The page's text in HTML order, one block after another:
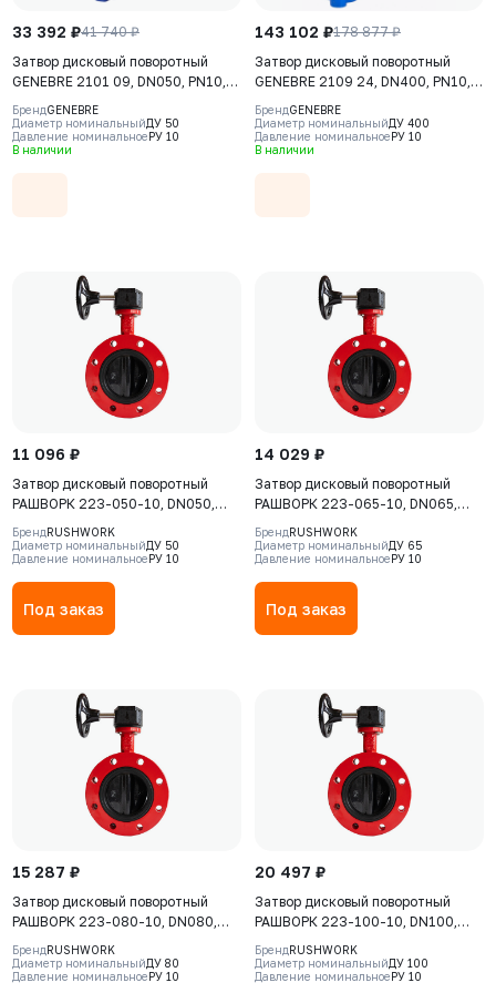
33 392 ₽41 740 ₽
Затвор дисковый поворотный
GENEBRE 2101 09, DN050, PN10,
корпус - GJS-400-15 (GGG40),
диск - CF8M (AISI316),
уплотнение - PTFE, М/Ф,
БрендGENEBRE
Диаметр номинальныйДУ 50
Давление номинальноеРУ 10
В наличии
143 102 ₽178 877 ₽
Затвор дисковый поворотный
GENEBRE 2109 24, DN400, PN10,
корпус - GJL-200 (GG20), диск -
CF8M (AISI316), уплотнение -
EPDM, М/Ф, редуктор
БрендGENEBRE
Диаметр номинальныйДУ 400
Давление номинальноеРУ 10
В наличии
11 096 ₽
Затвор дисковый поворотный
РАШВОРК 223-050-10, DN050,
PN10, корпус - Чугун GJS-400-15
(GGG40), диск - GJS-400-15
(GGG40), уплотнение - EPDM, Ф/
Ф, рукоятка
БрендRUSHWORK
Диаметр номинальныйДУ 50
Давление номинальноеРУ 10
Под заказ
14 029 ₽
Затвор дисковый поворотный
РАШВОРК 223-065-10, DN065,
PN10, корпус - Чугун GJS-400-15
(GGG40), диск - GJS-400-15
(GGG40), уплотнение - EPDM, Ф/
Ф, рукоятка
БрендRUSHWORK
Диаметр номинальныйДУ 65
Давление номинальноеРУ 10
Под заказ
15 287 ₽
Затвор дисковый поворотный
РАШВОРК 223-080-10, DN080,
PN10, корпус - Чугун GJS-400-15
(GGG40), диск - GJS-400-15
(GGG40), уплотнение - EPDM, Ф/
БрендRUSHWORK
Диаметр номинальныйДУ 80
Давление номинальноеРУ 10
20 497 ₽
Затвор дисковый поворотный
РАШВОРК 223-100-10, DN100,
PN10, корпус - Чугун GJS-400-15
(GGG40), диск - GJS-400-15
(GGG40), уплотнение - EPDM, Ф/
БрендRUSHWORK
Диаметр номинальныйДУ 100
Давление номинальноеРУ 10